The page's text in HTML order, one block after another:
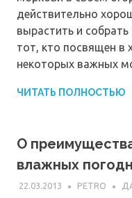
действительно
вырастить и
тот, кто посвящен в
некоторых важных
ЧИТАТЬ ПОЛНОСТЬЮ
О
влажных
22.03.2013 PETRO